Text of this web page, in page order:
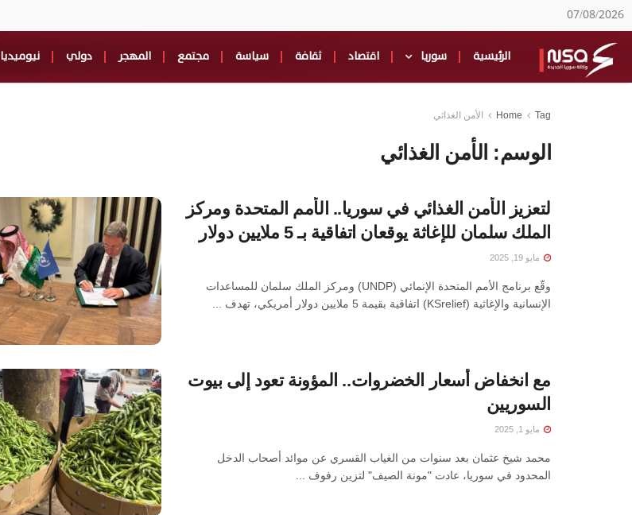
07/08/2026
الرئيسية سوريا اقتصاد ثقافة سياسة مجتمع المهجر دولي نيوميديا
Home Tag الأمن الغذائي
الوسم: الأمن الغذائي
لتعزيز الأمن الغذائي في سوريا.. الأمم المتحدة ومركز
الملك سلمان للإغاثة يوقعان اتفاقية بـ 5 ملايين دولار
مايو 19, 2025
وقّع برنامج الأمم المتحدة الإنمائي (UNDP) ومركز الملك سلمان للمساعدات
الإنسانية والإغاثية (KSrelief) اتفاقية بقيمة 5 ملايين دولار أمريكي، تهدف ...
مع انخفاض أسعار الخضروات.. المؤونة تعود إلى بيوت
السوريين
مايو 1, 2025
محمد شيخ عثمان بعد سنوات من الغياب القسري عن موائد أصحاب الدخل
المحدود في سوريا، عادت "مونة الصيف" لتزين رفوف ...